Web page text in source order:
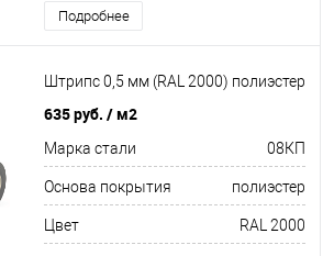
Подробнее
Штрипс 0,5 мм (RAL 2000) полиэстер
635 руб. / м2
Марка стали 08КП
Основа покрытия полиэстер
Цвет RAL 2000